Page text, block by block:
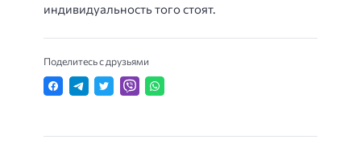
индивидуальность того стоят.
Поделитесь с друзьями